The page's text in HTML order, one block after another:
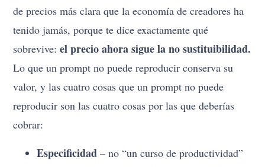
de precios más clara que la economía de creadores ha
tenido jamás, porque te dice exactamente qué
sobrevive:el precio ahora sigue la no sustituibilidad.
Lo que un prompt no puede reproducir conserva su
valor, y las cuatro cosas que un prompt no puede
reproducir son las cuatro cosas por las que deberías
cobrar:
Especificidad – no “un curso de productividad”